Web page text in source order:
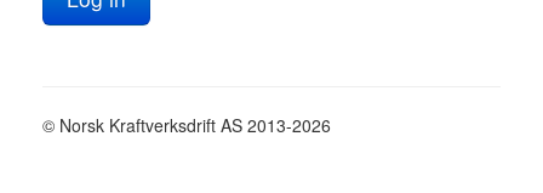
© Norsk Kraftverksdrift AS 2013-2026